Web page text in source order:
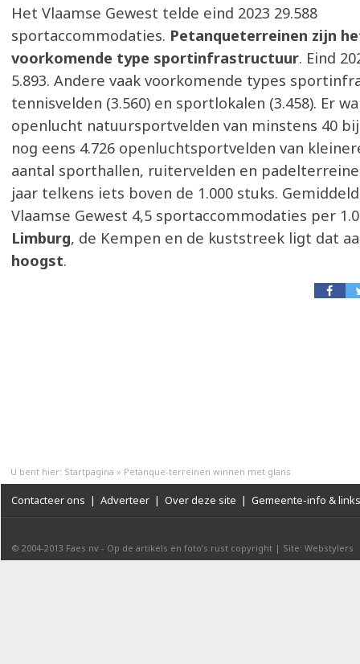
Het Vlaamse Gewest telde eind 2023 29.588
sportaccommodaties. Petanqueterreinen zijn
voorkomende type sportinfrastructuur. Eind
5.893. Andere vaak voorkomende types
tennisvelden (3.560) en sportlokalen (3.458). Er
openlucht natuursportvelden van minstens 40
nog eens 4.726 openluchtsportvelden van
aantal sporthallen, ruitervelden en
jaar telkens iets boven de 1.000 stuks.
Vlaamse Gewest 4,5 sportaccommodaties per
Limburg, de Kempen en de kuststreek ligt dat
hoogst.
U bent hier: Startpagina » Petanque-terreinen winnen met glans
Contacteer ons | Adverteer | Over deze site | Gemeente-info & links
© 2004-2013 Faes nv - Op de artikels en foto’s rust copyright | Site: Webstylers